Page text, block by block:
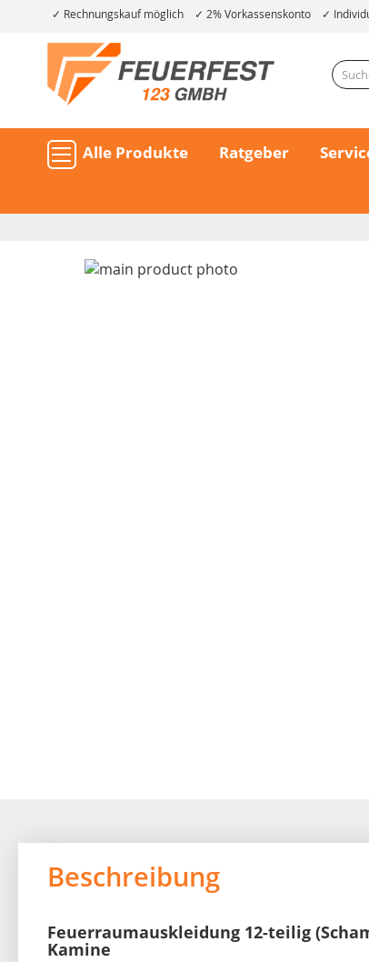
Rechnungskauf möglich 2% Vorkassenskonto
Alle Produkte Ratgeber
Skip
Beschreibung
Feuerraumauskleidung 12-teilig
Kamine